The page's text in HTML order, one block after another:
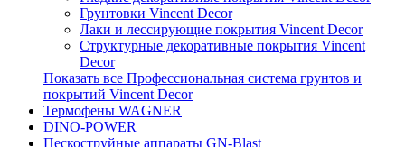
Грунтовки Vincent Decor
Лаки и лессирующие покрытия Vincent Decor
Структурные декоративные покрытия Vincent
Decor
Показать все Профессиональная система грунтов и
покрытий Vincent Decor
Термофены WAGNER
DINO-POWER
Пескоструйные аппараты GN-Blast